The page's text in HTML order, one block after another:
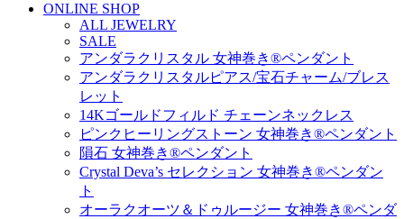
ONLINE SHOP
ALL JEWELRY
SALE
アンダラクリスタル 女神巻き®ペンダント
アンダラクリスタルピアス/宝石チャーム/ブレス
レット
14Kゴールドフィルド チェーンネックレス
ピンクヒーリングストーン 女神巻き®ペンダント
隕石 女神巻き®ペンダント
Crystal Deva’s セレクション 女神巻き®ペンダン
ト
オーラクオーツ＆ドゥルージー 女神巻き®ペンダ